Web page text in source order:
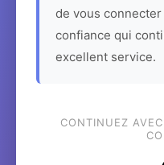
de vous
confiance qui
excellent service.
CONTINUEZ